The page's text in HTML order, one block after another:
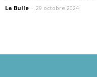
La Bulle - 29 octobre 2024